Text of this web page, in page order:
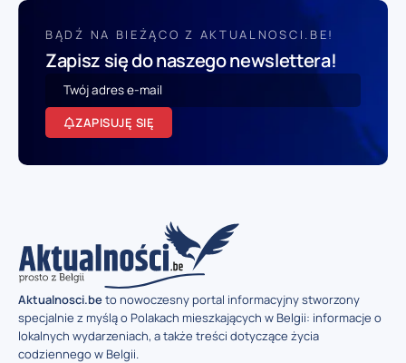
BĄDŹ NA BIEŻĄCO Z AKTUALNOSCI.BE!
Zapisz się do naszego newslettera!
ZAPISUJĘ SIĘ
Aktualnosci.beto nowoczesny portal informacyjny stworzony
specjalnie z myślą o Polakach mieszkających w Belgii: informacje o
lokalnych wydarzeniach, a także treści dotyczące życia
codziennego w Belgii.